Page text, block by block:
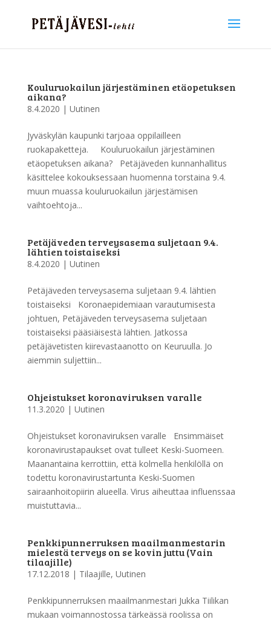
Kouluruokailun järjestäminen etäopetuksen
aikana?
8.4.2020 | Uutinen
Jyväskylän kaupunki tarjoaa oppilailleen
ruokapaketteja. Kouluruokailun järjestäminen
etäopetuksen aikana? Petäjäveden kunnanhallitus
käsittelee kokouksessaan huomenna torstaina 9.4.
muun muassa kouluruokailun järjestämisen
vaihtoehtoja...
Petäjäveden terveysasema suljetaan 9.4.
lähtien toistaiseksi
8.4.2020 | Uutinen
Petäjäveden terveysasema suljetaan 9.4. lähtien
toistaiseksi Koronaepidemiaan varautumisesta
johtuen, Petäjäveden terveysasema suljetaan
toistaiseksi pääsiäisestä lähtien. Jatkossa
petäjävetisten kiirevastaanotto on Keuruulla. Jo
aiemmin suljettiin...
Ohjeistukset koronaviruksen varalle
11.3.2020 | Uutinen
Ohjeistukset koronaviruksen varalle Ensimmäiset
koronavirustapaukset ovat tulleet Keski-Suomeen.
Maanantaina kerrottiin, että kolmella henkilöllä on
todettu koronavirustartunta Keski-Suomen
sairaanhoitopiirin alueella. Virus aiheuttaa influenssaa
muistuttavia...
Penkkipunnerruksen maailmanmestarin
mielestä terveys on se kovin juttu (Vain
tilaajille)
17.12.2018 | Tilaajille, Uutinen
Penkkipunnerruksen maailmanmestari Jukka Tiilikan
mukaan voimannostossa tärkeässä roolissa on